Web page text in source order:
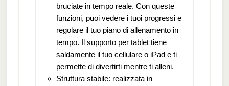
bruciate in tempo reale. Con queste
funzioni, puoi vedere i tuoi progressi e
regolare il tuo piano di allenamento in
tempo. Il supporto per tablet tiene
saldamente il tuo cellulare o iPad e ti
permette di divertirti mentre ti alleni.
Struttura stabile: realizzata in